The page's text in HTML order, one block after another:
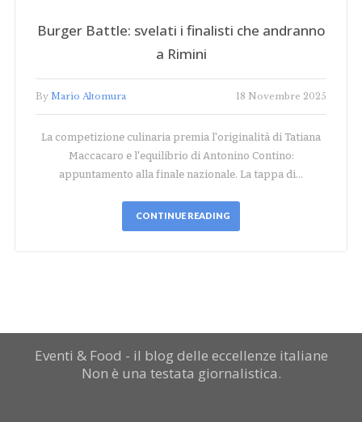
Burger Battle: svelati i finalisti che andranno
a Rimini
By Mario Altomura 18 Novembre 2025
La competizione culinaria premia l'originalità di Tatiana
Maccacaro e l'equilibrio di Antonino Contino:
appuntamento alla finale nazionale. La tappa di…
CONTINUE READING
Eventi & Food - il blog delle eccellenze italiane
Non è una testata giornalistica.